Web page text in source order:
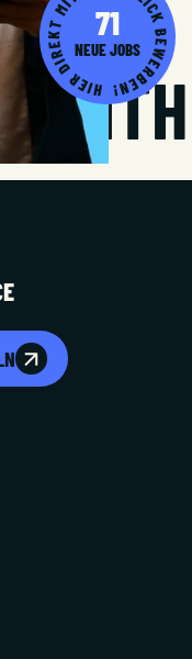
71
NEUE JOBS